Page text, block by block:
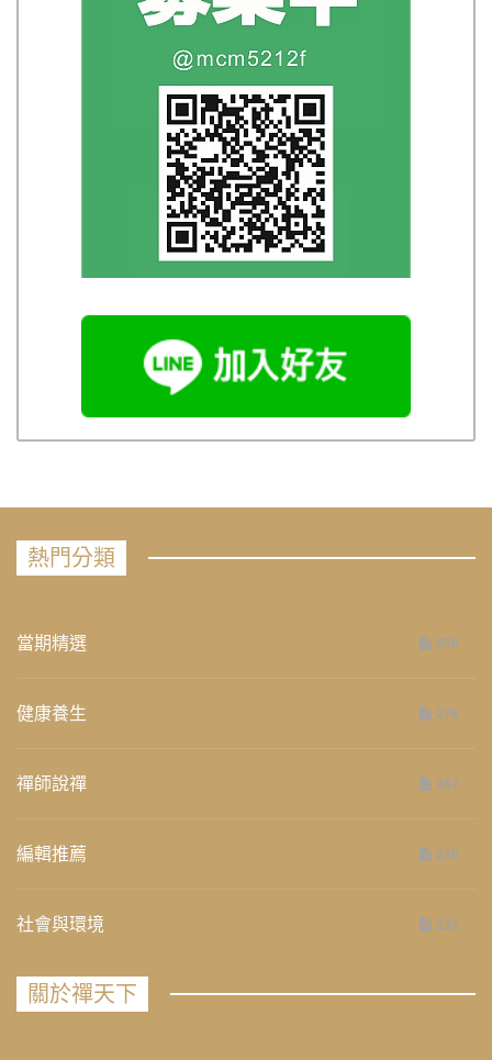
熱門分類
當期精選 658
健康養生 276
禪師說禪 267
編輯推薦 236
社會與環境 235
關於禪天下